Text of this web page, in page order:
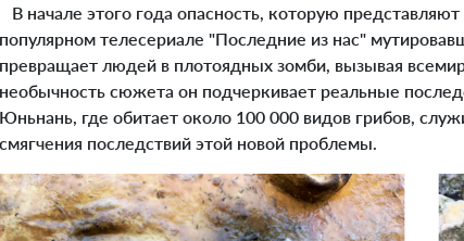
В начале этого года опасность, которую
популярном телесериале "Последние из нас"
превращает людей в плотоядных зомби, вызывая
необычность сюжета он подчеркивает реальные
Юньнань, где обитает около 100 000 видов грибов,
смягчения последствий этой новой проблемы.